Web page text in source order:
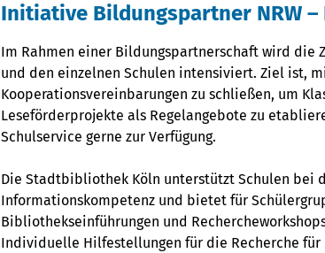
Initiative Bildungspartner NRW
Im Rahmen einer Bildungspartnerschaft wird die
und den einzelnen Schulen intensiviert. Ziel ist,
Kooperationsvereinbarungen zu schließen, um
Leseförderprojekte als Regelangebote zu
Schulservice gerne zur Verfügung.
Die Stadtbibliothek Köln unterstützt Schulen bei
Informationskompetenz und bietet für
Bibliothekseinführungen und
Individuelle Hilfestellungen für die Recherche